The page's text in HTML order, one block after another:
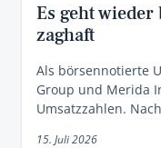
Es geht
zaghaft
Als börsennotierte
Group und Merida
Umsatzzahlen.
15. Juli 2026